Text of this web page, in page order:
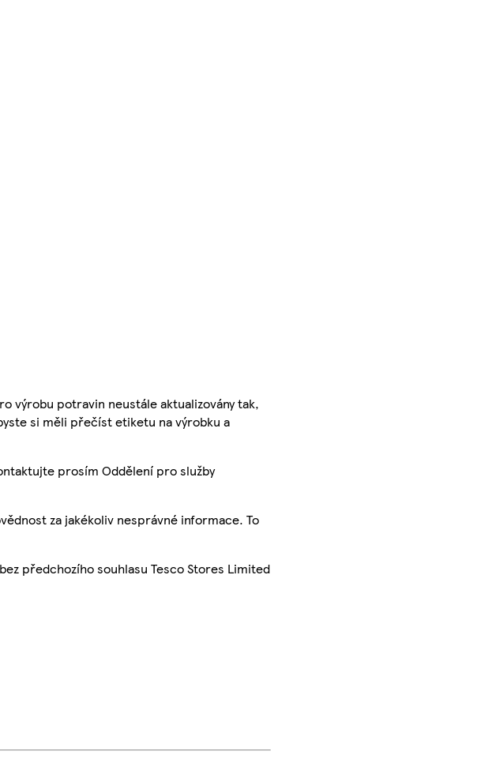
výrobu potravin neustále aktualizovány tak,
si měli přečíst etiketu na výrobku a
prosím Oddělení pro služby
za jakékoliv nesprávné informace. To
předchozího souhlasu Tesco Stores Limited